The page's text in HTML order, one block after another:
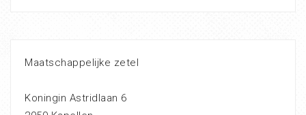
Maatschappelijke zetel
Koningin Astridlaan 6